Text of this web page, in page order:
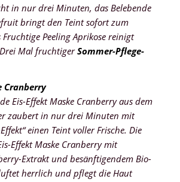
in nur drei Minuten, das Belebende
bringt den Teint sofort zum
Peeling Aprikose reinigt
Mal fruchtigerSommer-Pflege-
Cranberry
Eis-Effekt Maske Cranberry aus dem
zaubert in nur drei Minuten mit
einen Teint voller Frische. Die
Effekt Maske Cranberry mit
Extrakt und besänftigendem Bio-
herrlich und pflegt die Haut